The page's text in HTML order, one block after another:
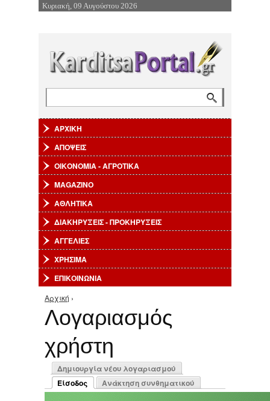
Επιστροφή στην Πλοήγηση
Κυριακή, 09 Αυγούστου 2026
ΑΡΧΙΚΗ
ΑΠΟΨΕΙΣ
ΟΙΚΟΝΟΜΙΑ - ΑΓΡΟΤΙΚΑ
MAGAZINO
ΑΘΛΗΤΙΚΑ
ΔΙΑΚΗΡΥΞΕΙΣ - ΠΡΟΚΗΡΥΞΕΙΣ
ΑΓΓΕΛΙΕΣ
ΧΡΗΣΙΜΑ
ΕΠΙΚΟΙΝΩΝΙΑ
Είστε εδώ
Αρχική ›
Λογαριασμός
χρήστη
Πρωτεύουσες καρτέλες
Δημιουργία νέου λογαριασμού
Είσοδος
(ενεργή καρτέλα)
Ανάκτηση συνθηματικού